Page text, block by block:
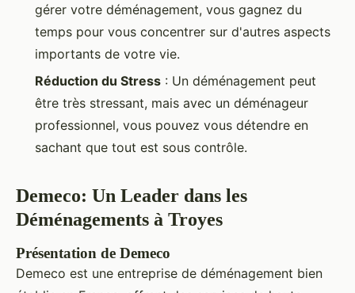
gérer votre déménagement, vous gagnez du
temps pour vous concentrer sur d'autres aspects
importants de votre vie.
Réduction du Stress : Un déménagement peut
être très stressant, mais avec un déménageur
professionnel, vous pouvez vous détendre en
sachant que tout est sous contrôle.
Demeco: Un Leader dans les
Déménagements à Troyes
Présentation de Demeco
Demeco est une entreprise de déménagement bien